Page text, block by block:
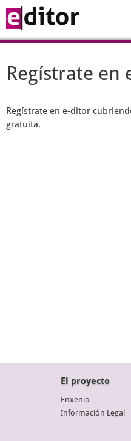
Regístrate en
Regístrate en e-ditor
gratuita.
El proyecto
Enxenio
Información Legal